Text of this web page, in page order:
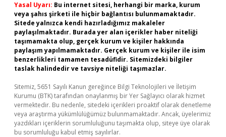
Yasal Uyarı: Bu internet sitesi, herhangi bir marka, kurum
veya şahıs şirketi ile hiçbir bağlantısı bulunmamaktadır.
Sitede yalnızca kendi hazırladığımız makaleler
paylaşılmaktadır. Burada yer alan içerikler haber niteliği
taşımamakta olup, gerçek kurum ve kişiler hakkında
paylaşım yapılmamaktadır. Gerçek kurum ve kişiler ile isim
benzerlikleri tamamen tesadüfidir. Sitemizdeki bilgiler
taslak halindedir ve tavsiye niteliği taşımazlar.
Sitemiz, 5651 Sayılı Kanun gereğince Bilgi Teknolojileri ve İletişim
Kurumu (BTK) tarafından onaylanmış bir Yer Sağlayıcı olarak hizmet
vermektedir. Bu nedenle, sitedeki içerikleri proaktif olarak denetleme
veya araştırma yükümlülüğümüz bulunmamaktadır. Ancak, üyelerimiz
yazdıkları içeriklerin sorumluluğunu taşımakta olup, siteye üye olarak
bu sorumluluğu kabul etmiş sayılırlar.